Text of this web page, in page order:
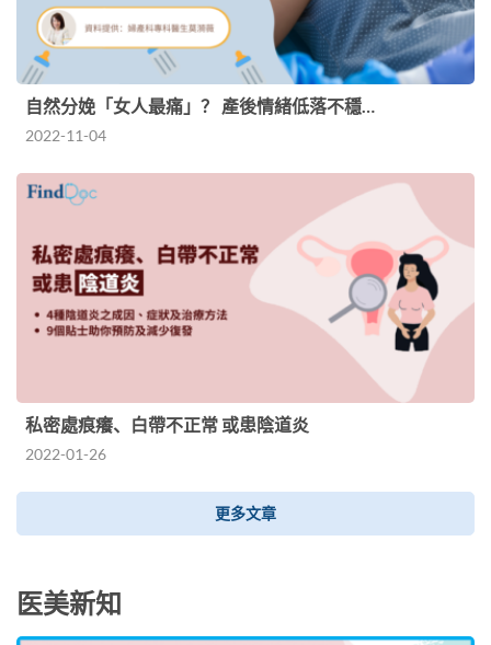
自然分娩「女人最痛」？ 產後情緒低落不穩…
2022-11-04
私密處痕癢、白帶不正常 或患陰道炎
2022-01-26
更多文章
医美新知